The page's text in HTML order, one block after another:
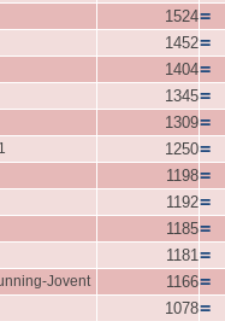
1524=
1452=
1404=
1345=
1309=
1250=
1198=
1192=
1185=
1181 =
Jovent 1166=
1078=